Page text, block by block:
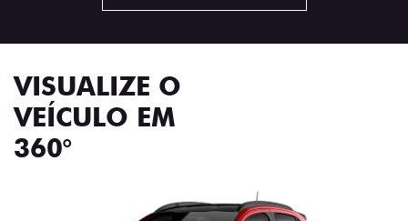
VISUALIZE O
VEÍCULO EM
360°